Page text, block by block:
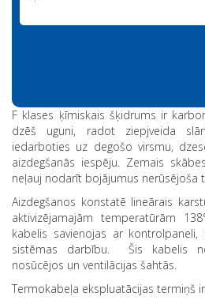
Alternative:
F klases ķīmiskais šķidrums ir
dzēš uguni, radot ziepjveida
iedarboties uz degošo virsmu,
aizdegšanās iespēju. Zemais
neļauj nodarīt bojājumus nerūsējoša
Aizdegšanos konstatē lineārais
aktivizējamajām temperatūrām
kabelis savienojas ar
sistēmas darbību. Šis kabelis
nosūcējos un ventilācijas šahtās.
Termokabeļa ekspluatācijas termiņš